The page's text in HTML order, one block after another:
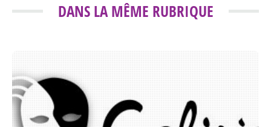
DANS LA MÊME RUBRIQUE